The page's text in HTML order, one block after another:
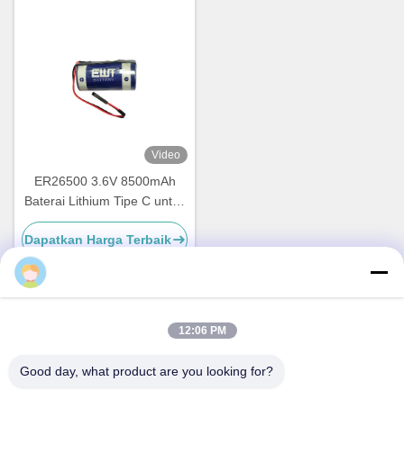
Video
ER26500 3.6V 8500mAh
Baterai Lithium Tipe C untuk
Perangkat IoT & Meters
Industri
Dapatkan Harga Terbaik
Alamat
12:06 PM
Good day, what product are you looking for?